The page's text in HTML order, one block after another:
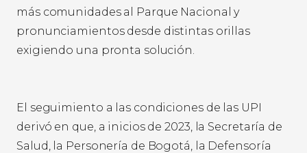
más comunidades al Parque Nacional y
pronunciamientos desde distintas orillas
exigiendo una pronta solución.
El seguimiento a las condiciones de las UPI
derivó en que, a inicios de 2023, la Secretaría de
Salud, la Personería de Bogotá, la Defensoría